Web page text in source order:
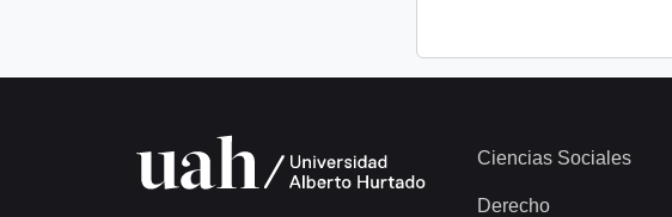
Ciencias Sociales
Derecho